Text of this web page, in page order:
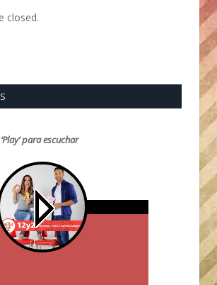
closed.
para escuchar